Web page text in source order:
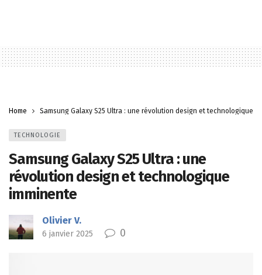
Home Samsung Galaxy S25 Ultra : une révolution design et technologique
TECHNOLOGIE
Samsung Galaxy S25 Ultra : une
révolution design et technologique
imminente
Olivier V.
6 janvier 2025 0